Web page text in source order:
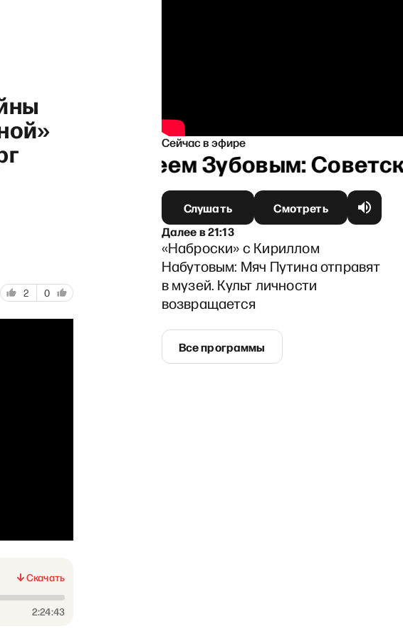
2 0
Скачать
2:24:43
Сейчас в эфире
с Андреем Зубовым:
Слушать
Смотреть
Далеев21:13
«Наброски» с Кириллом
Набутовым: Мяч Путина отправят
в музей. Культ личности
возвращается
Все программы